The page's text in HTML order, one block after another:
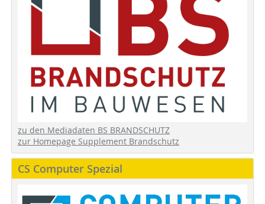
zu den Mediadaten BS BRANDSCHUTZ
zur Homepage Supplement Brandschutz
CS Computer Spezial